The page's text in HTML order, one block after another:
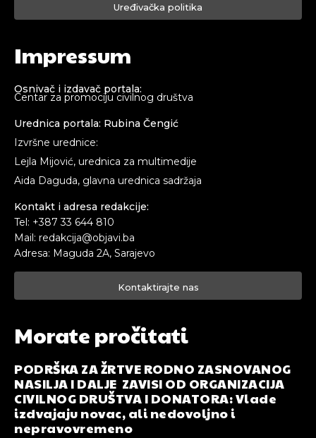
Uređivačka politika
Impressum
Osnivač i izdavač portala:
Centar za promociju civilnog društva
Urednica portala: Rubina Čengić
Izvršne urednice:
Lejla Mijović, urednica za multimedije
Aida Daguda, glavna urednica sadržaja
Kontakt i adresa redakcije:
Tel: +387 33 644 810
Mail: redakcija@objavi.ba
Adresa: Maguda 2A, Sarajevo
Kontaktirajte nas
Morate pročitati
PODRŠKA ZA ŽRTVE RODNO ZASNOVANOG
NASILJA I DALJE ZAVISI OD ORGANIZACIJA
CIVILNOG DRUŠTVA I DONATORA: Vlade
izdvajaju novac, ali nedovoljno i
nepravovremeno